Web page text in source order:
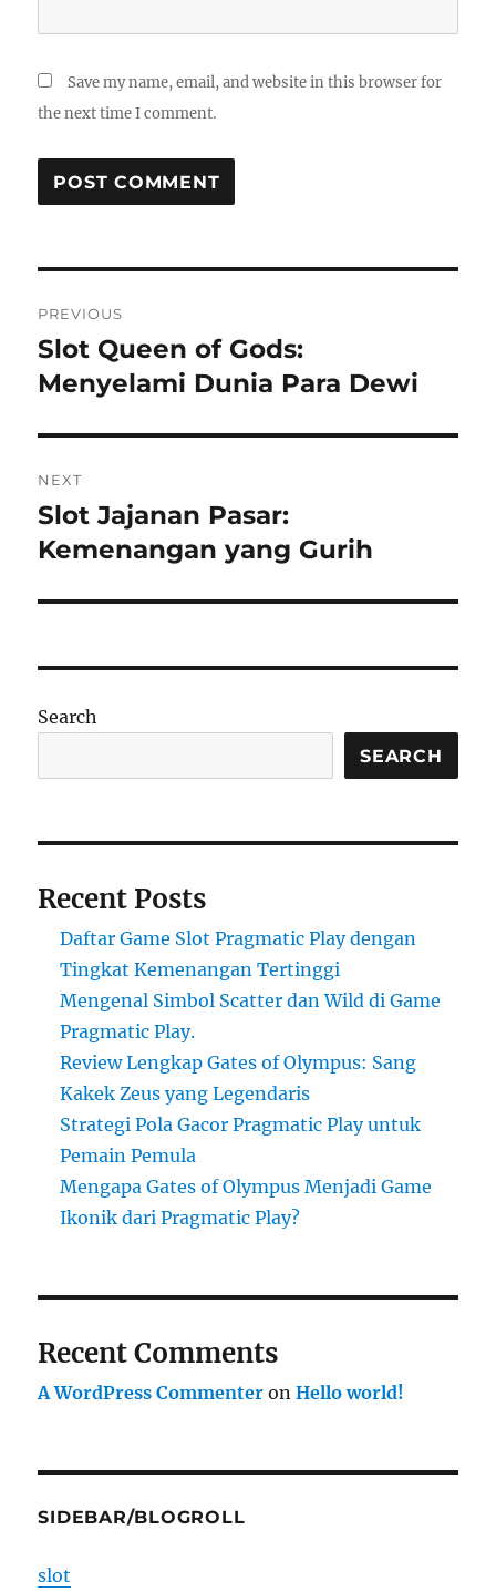
Save my name, email, and website in this browser for
the next time I comment.
navigation
PREVIOUS
Previous
post:
Slot Queen of Gods:
Menyelami Dunia Para Dewi
NEXT
Next
post:
Slot Jajanan Pasar:
Kemenangan yang Gurih
Search
SEARCH
Recent Posts
Daftar Game Slot Pragmatic Play dengan
Tingkat Kemenangan Tertinggi
Mengenal Simbol Scatter dan Wild di Game
Pragmatic Play.
Review Lengkap Gates of Olympus: Sang
Kakek Zeus yang Legendaris
Strategi Pola Gacor Pragmatic Play untuk
Pemain Pemula
Mengapa Gates of Olympus Menjadi Game
Ikonik dari Pragmatic Play?
Recent Comments
A WordPress Commenter onHello world!
SIDEBAR/BLOGROLL
slot